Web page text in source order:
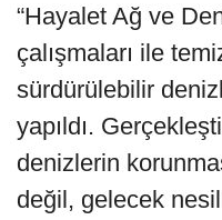
“Hayalet Ağ ve
çalışmaları ile
sürdürülebilir
yapıldı.
denizlerin
değil, gelecek